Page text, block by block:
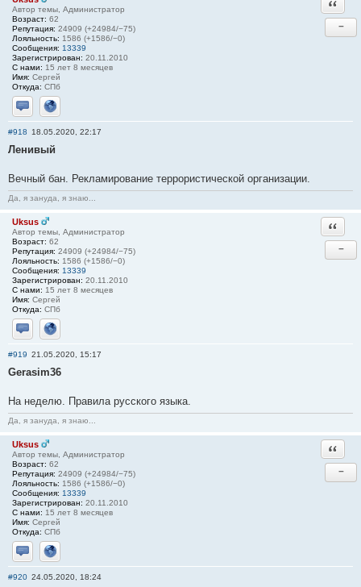
Автор темы, Администратор
Возраст: 62
Репутация: 24909 (+24984/−75)
Лояльность: 1586 (+1586/−0)
Сообщения: 13339
Зарегистрирован: 20.11.2010
С нами: 15 лет 8 месяцев
Имя: Сергей
Откуда: СПб
Отправить личное сообщение
Сайт
−
#918 18.05.2020, 22:17
Ленивый
Вечный бан. Рекламирование террористической организации.
Да, я зануда, я знаю...
Uksus
Автор темы, Администратор
Возраст: 62
Репутация: 24909 (+24984/−75)
Лояльность: 1586 (+1586/−0)
Сообщения: 13339
Зарегистрирован: 20.11.2010
С нами: 15 лет 8 месяцев
Имя: Сергей
Откуда: СПб
Отправить личное сообщение
Сайт
−
#919 21.05.2020, 15:17
Gerasim36
На неделю. Правила русского языка.
Да, я зануда, я знаю...
Uksus
Автор темы, Администратор
Возраст: 62
Репутация: 24909 (+24984/−75)
Лояльность: 1586 (+1586/−0)
Сообщения: 13339
Зарегистрирован: 20.11.2010
С нами: 15 лет 8 месяцев
Имя: Сергей
Откуда: СПб
Отправить личное сообщение
Сайт
−
#920 24.05.2020, 18:24